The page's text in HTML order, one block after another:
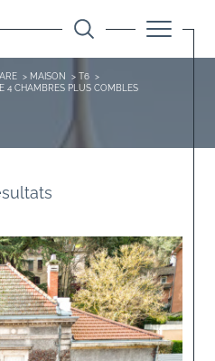
MAISON
T6
4 CHAMBRES PLUS COMBLES